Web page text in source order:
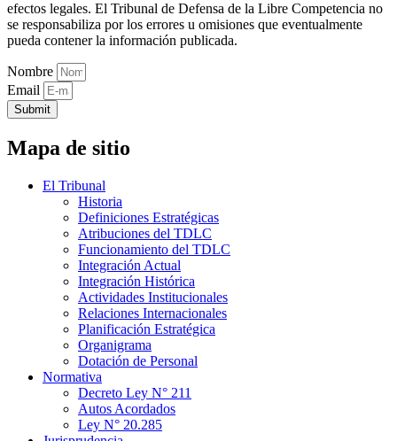
efectos legales. El Tribunal de Defensa de la Libre Competencia no
se responsabiliza por los errores u omisiones que eventualmente
pueda contener la información publicada.
Nombre
Email
Submit
Mapa de sitio
El Tribunal
Historia
Definiciones Estratégicas
Atribuciones del TDLC
Funcionamiento del TDLC
Integración Actual
Integración Histórica
Actividades Institucionales
Relaciones Internacionales
Planificación Estratégica
Organigrama
Dotación de Personal
Normativa
Decreto Ley N° 211
Autos Acordados
Ley N° 20.285